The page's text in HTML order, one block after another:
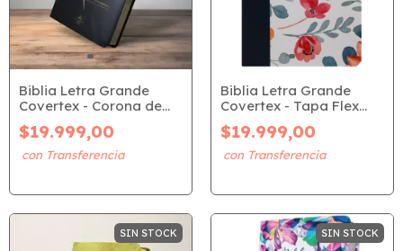
Biblia Letra Grande
Covertex - Corona de
Espinas (RVR 1960)
$19.999,00
Biblia Letra Grande
Covertex - Tapa Flex
Azul Floreada (RVR
1960)
$19.999,00
SIN STOCK SIN STOCK